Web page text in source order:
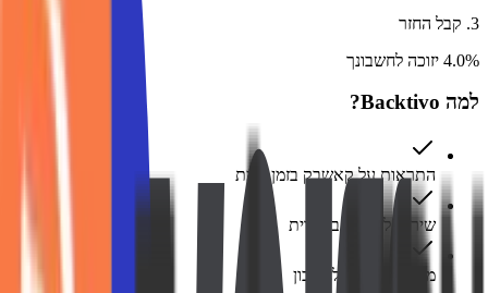
3
. קבל החזר
4.0% יזוכה לחשבונך
למה Backtivo?
התראות על קאשבק בזמן אמת
שירות לקוחות בעברית
משיכה מהירה לחשבון